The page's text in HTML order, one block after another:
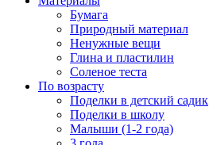
Бумага
Природный материал
Ненужные вещи
Глина и пластилин
Соленое теста
По возрасту
Поделки в детский садик
Поделки в школу
Малыши (1-2 года)